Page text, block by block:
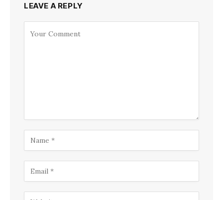
LEAVE A REPLY